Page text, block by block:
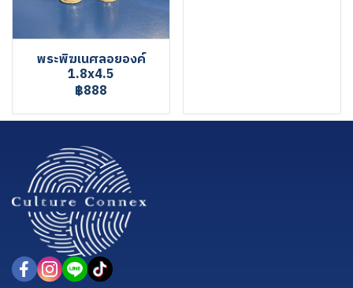
พระพิฆเนศลอยองค์
1.8x4.5
฿888